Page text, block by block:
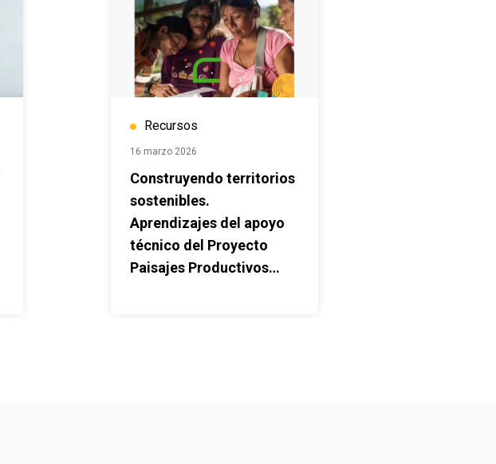
Recursos
16 marzo 2026
Construyendo territorios
sostenibles.
Aprendizajes del apoyo
técnico del Proyecto
Paisajes Productivos